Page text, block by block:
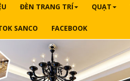
ĐÈN TRANG TRÍ QUẠT
SANCO FACEBOOK